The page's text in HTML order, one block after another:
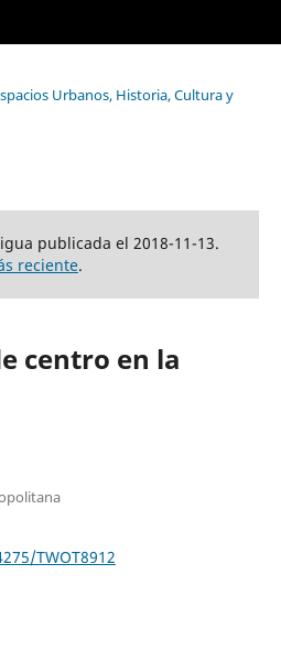
Urbanos, Historia, Cultura y
publicada el 2018-11-13.
reciente.
centro en la
TWOT8912